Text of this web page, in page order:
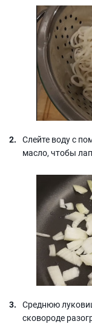
Слейте воду с
масло, чтобы
Среднюю
сковороде